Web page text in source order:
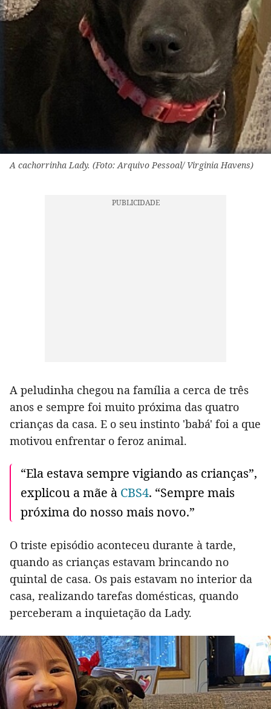
A cachorrinha Lady. (Foto: Arquivo Pessoal/ Virginia Havens)
A peludinha chegou na família a cerca de três
anos e sempre foi muito próxima das quatro
crianças da casa. E o seu instinto 'babá' foi a que
motivou enfrentar o feroz animal.
“Ela estava sempre vigiando as crianças”,
explicou a mãe à CBS4. “Sempre mais
próxima do nosso mais novo.”
O triste episódio aconteceu durante à tarde,
quando as crianças estavam brincando no
quintal de casa. Os pais estavam no interior da
casa, realizando tarefas domésticas, quando
perceberam a inquietação da Lady.